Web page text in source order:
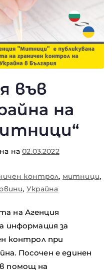
във
на
на02.03.2022
контрол, митници,
, Украйна
на Агенция
информация за
контрол при
Посочен е единен
помощ на